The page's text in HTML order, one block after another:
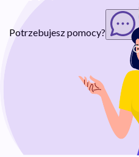
Potrzebujesz pomocy?